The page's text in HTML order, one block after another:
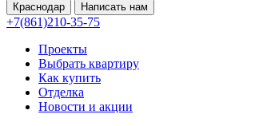
Краснодар Написать нам
+7(861)210-35-75
Проекты
Выбрать квартиру
Как купить
Отделка
Новости и акции